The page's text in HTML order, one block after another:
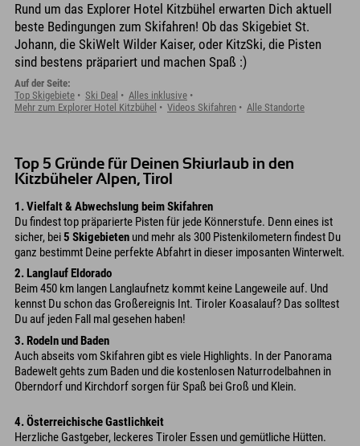
Rund um das Explorer Hotel Kitzbühel erwarten Dich aktuell
beste Bedingungen zum Skifahren! Ob das Skigebiet St.
Johann, die SkiWelt Wilder Kaiser, oder KitzSki, die Pisten
sind bestens präpariert und machen Spaß :)
Auf der Seite:
Top Skigebiete
Ski Deal
Alles inklusive
Mehr zum Explorer Hotel Kitzbühel
Videos Skifahren Alle Standorte
Top 5 Gründe für Deinen Skiurlaub in den
Kitzbüheler Alpen, Tirol
1. Vielfalt & Abwechslung beim Skifahren
Du findest top präparierte Pisten für jede Könnerstufe. Denn eines ist
sicher, bei5 Skigebieten und mehr als 300 Pistenkilometern findest Du
ganz bestimmt Deine perfekte Abfahrt in dieser imposanten Winterwelt.
2. Langlauf Eldorado
Beim 450 km langen Langlaufnetz kommt keine Langeweile auf. Und
kennst Du schon das Großereignis Int. Tiroler Koasalauf? Das solltest
Du auf jeden Fall mal gesehen haben!
3. Rodeln und Baden
Auch abseits vom Skifahren gibt es viele Highlights. In der Panorama
Badewelt gehts zum Baden und die kostenlosen Naturrodelbahnen in
Oberndorf und Kirchdorf sorgen für Spaß bei Groß und Klein.
4. Österreichische Gastlichkeit
Herzliche Gastgeber, leckeres Tiroler Essen und gemütliche Hütten.